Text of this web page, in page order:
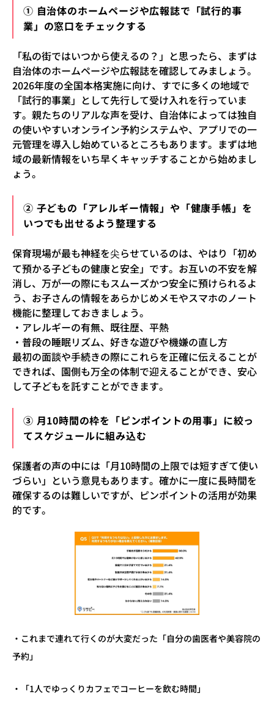
① 自治体のホームページや広報誌で「試行的事
業」の窓口をチェックする
「私の街ではいつから使えるの？」と思ったら、まずは
自治体のホームページや広報誌を確認してみましょう。
2026年度の全国本格実施に向け、すでに多くの地域で
「試行的事業」として先行して受け入れを行っていま
す。親たちのリアルな声を受け、自治体によっては独自
の使いやすいオンライン予約システムや、アプリでの一
元管理を導入し始めているところもあります。まずは地
域の最新情報をいち早くキャッチすることから始めまし
ょう。
② 子どもの「アレルギー情報」や「健康手帳」を
いつでも出せるよう整理する
保育現場が最も神経を尖らせているのは、やはり「初め
て預かる子どもの健康と安全」です。お互いの不安を解
消し、万が一の際にもスムーズかつ安全に預けられるよ
う、お子さんの情報をあらかじめメモやスマホのノート
機能に整理しておきましょう。
・アレルギーの有無、既往歴、平熱
・普段の睡眠リズム、好きな遊びや機嫌の直し方
最初の面談や手続きの際にこれらを正確に伝えることが
できれば、園側も万全の体制で迎えることができ、安心
して子どもを託すことができます。
③ 月10時間の枠を「ピンポイントの用事」に絞っ
てスケジュールに組み込む
保護者の声の中には「月10時間の上限では短すぎて使い
づらい」という意見もあります。確かに一度に長時間を
確保するのは難しいですが、ピンポイントの活用が効果
的です。
・これまで連れて行くのが大変だった「自分の歯医者や美容院の
予約」
・「1人でゆっくりカフェでコーヒーを飲む時間」